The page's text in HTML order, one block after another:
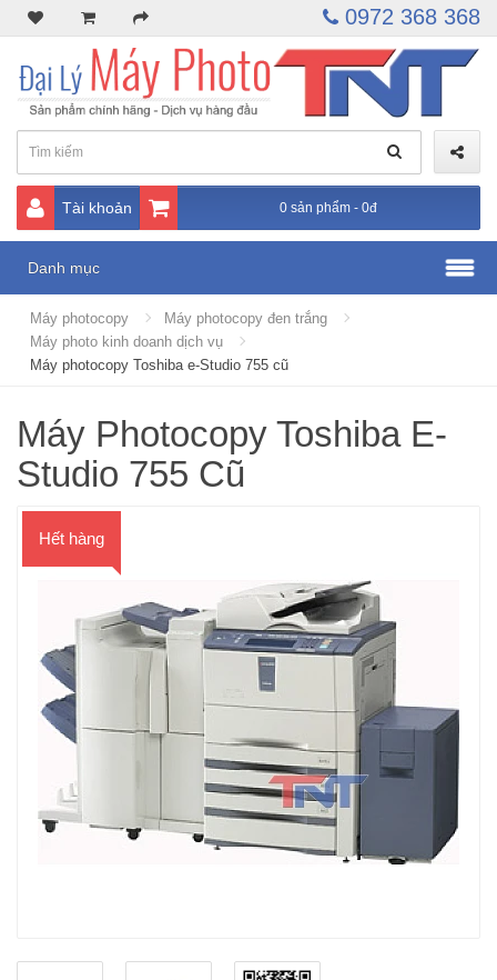
0972 368 368
Tài khoản 0 sản phẩm - 0đ
Danh mục
Máy photocopy
Máy photocopy đen trắng
Máy photo kinh doanh dịch vụ
Máy photocopy Toshiba e-Studio 755 cũ
Máy Photocopy Toshiba E-
Studio 755 Cũ
Hết hàng